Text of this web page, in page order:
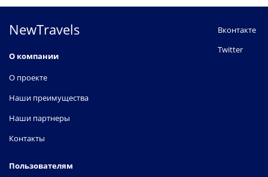
NewTravels
О компании
О проекте
Наши преимущества
Наши партнеры
Контакты
Пользователям
Вконтакте
Twitter